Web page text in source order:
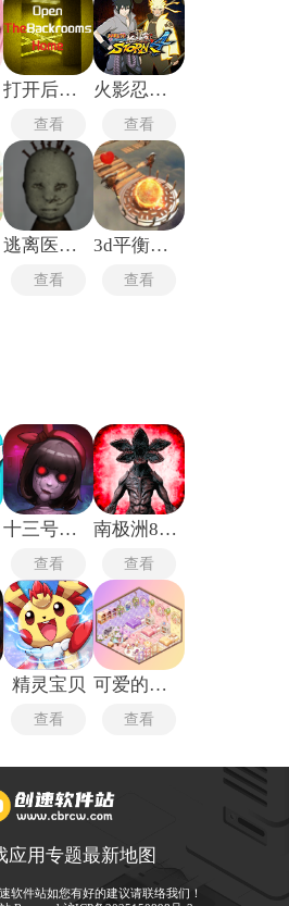
打开后室归宿
查看
火影忍者究极风暴4手机版
查看
逃离医院联机版
查看
3d平衡球手机版
查看
十三号病院
查看
南极洲88号
查看
精灵宝贝
查看
可爱的房屋设计
查看
应用专题最新地图
软件站如您有好的建议请联络我们！